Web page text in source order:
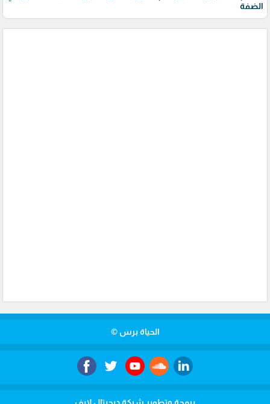
الضفة
الحياة برس ©
برمجة وتطوير شركة ديجيتال لايف